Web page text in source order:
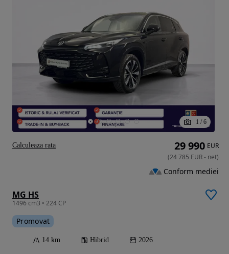
1 / 6
MG HS
1496 cm3 • 224 CP
Promovat
14 km Hibrid 2026
29 990 EUR
(24 785 EUR- net)
Conform mediei
Calculeaza rata